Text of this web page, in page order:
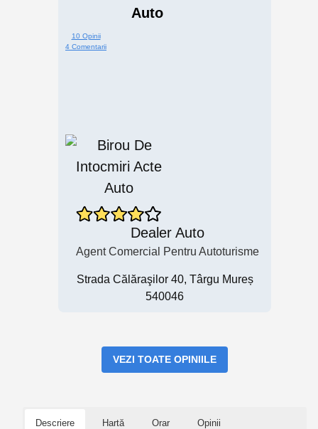
Auto
10 Opinii
4 Comentarii
Dealer Auto
Agent Comercial Pentru Autoturisme
Strada Călăraşilor 40, Târgu Mureș
540046
VEZI TOATE OPINIILE
Descriere Hartă Orar Opinii